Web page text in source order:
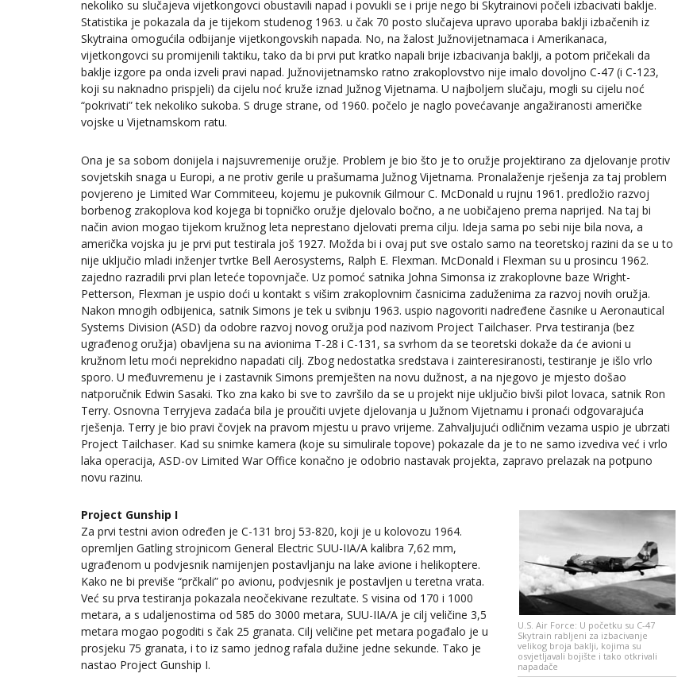
nekoliko su slučajeva vijetkongovci obustavili napad i povukli se i prije nego bi Skytrainovi počeli izbacivati baklje.
Statistika je pokazala da je tijekom studenog 1963. u čak 70 posto slučajeva upravo uporaba baklji izbačenih iz
Skytraina omogućila odbijanje vijetkongovskih napada. No, na žalost Južnovijetnamaca i Amerikanaca,
vijetkongovci su promijenili taktiku, tako da bi prvi put kratko napali brije izbacivanja baklji, a potom pričekali da
baklje izgore pa onda izveli pravi napad. Južnovijetnamsko ratno zrakoplovstvo nije imalo dovoljno C-47 (i C-123,
koji su naknadno prispjeli) da cijelu noć kruže iznad Južnog Vijetnama. U najboljem slučaju, mogli su cijelu noć
“pokrivati” tek nekoliko sukoba. S druge strane, od 1960. počelo je naglo povećavanje angažiranosti američke
vojske u Vijetnamskom ratu.
Ona je sa sobom donijela i najsuvremenije oružje. Problem je bio što je to oružje projektirano za djelovanje protiv
sovjetskih snaga u Europi, a ne protiv gerile u prašumama Južnog Vijetnama. Pronalaženje rješenja za taj problem
povjereno je Limited War Commiteeu, kojemu je pukovnik Gilmour C. McDonald u rujnu 1961. predložio razvoj
borbenog zrakoplova kod kojega bi topničko oružje djelovalo bočno, a ne uobičajeno prema naprijed. Na taj bi
način avion mogao tijekom kružnog leta neprestano djelovati prema cilju. Ideja sama po sebi nije bila nova, a
američka vojska ju je prvi put testirala još 1927. Možda bi i ovaj put sve ostalo samo na teoretskoj razini da se u to
nije uključio mladi inženjer tvrtke Bell Aerosystems, Ralph E. Flexman. McDonald i Flexman su u prosincu 1962.
zajedno razradili prvi plan leteće topovnjače. Uz pomoć satnika Johna Simonsa iz zrakoplovne baze Wright-
Petterson, Flexman je uspio doći u kontakt s višim zrakoplovnim časnicima zaduženima za razvoj novih oružja.
Nakon mnogih odbijenica, satnik Simons je tek u svibnju 1963. uspio nagovoriti nadređene časnike u Aeronautical
Systems Division (ASD) da odobre razvoj novog oružja pod nazivom Project Tailchaser. Prva testiranja (bez
ugrađenog oružja) obavljena su na avionima T-28 i C-131, sa svrhom da se teoretski dokaže da će avioni u
kružnom letu moći neprekidno napadati cilj. Zbog nedostatka sredstava i zainteresiranosti, testiranje je išlo vrlo
sporo. U međuvremenu je i zastavnik Simons premješten na novu dužnost, a na njegovo je mjesto došao
natporučnik Edwin Sasaki. Tko zna kako bi sve to završilo da se u projekt nije uključio bivši pilot lovaca, satnik Ron
Terry. Osnovna Terryjeva zadaća bila je proučiti uvjete djelovanja u Južnom Vijetnamu i pronaći odgovarajuća
rješenja. Terry je bio pravi čovjek na pravom mjestu u pravo vrijeme. Zahvaljujući odličnim vezama uspio je ubrzati
Project Tailchaser. Kad su snimke kamera (koje su simulirale topove) pokazale da je to ne samo izvediva već i vrlo
laka operacija, ASD-ov Limited War Office konačno je odobrio nastavak projekta, zapravo prelazak na potpuno
novu razinu.
U.S. Air Force: U početku su C-47
Skytrain rabljeni za izbacivanje
velikog broja baklji, kojima su
osvjetljavali bojište i tako otkrivali
napadače
Project Gunship I
Za prvi testni avion određen je C-131 broj 53-820, koji je u kolovozu 1964.
opremljen Gatling strojnicom General Electric SUU-IIA/A kalibra 7,62 mm,
ugrađenom u podvjesnik namijenjen postavljanju na lake avione i helikoptere.
Kako ne bi previše “prčkali” po avionu, podvjesnik je postavljen u teretna vrata.
Već su prva testiranja pokazala neočekivane rezultate. S visina od 170 i 1000
metara, a s udaljenostima od 585 do 3000 metara, SUU-IIA/A je cilj veličine 3,5
metara mogao pogoditi s čak 25 granata. Cilj veličine pet metara pogađalo je u
prosjeku 75 granata, i to iz samo jednog rafala dužine jedne sekunde. Tako je
nastao Project Gunship I.